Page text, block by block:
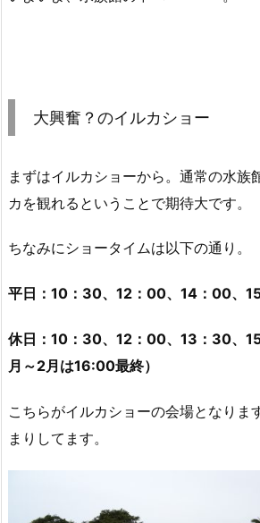
大興奮？のイルカショー
まずはイルカショーから。通常の水族
カを観れるということで期待大です。
ちなみにショータイムは以下の通り。
平日：10：30、12：00、14：00、
休日：10：30、12：00、13：30、
月～2月は16:00最終）
こちらがイルカショーの会場となりま
まりしてます。